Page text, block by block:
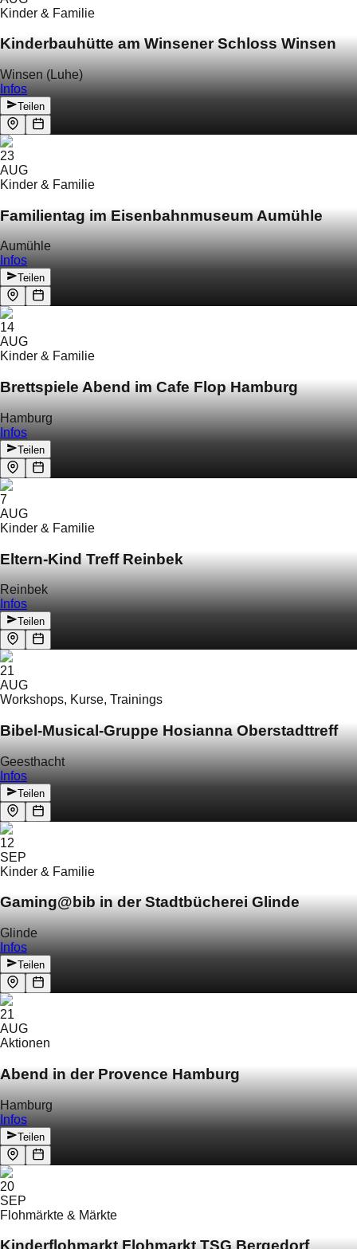
Kinder & Familie
Kinderbauhütte am Winsener Schloss Winsen
Winsen (Luhe)
Infos
Teilen
23
AUG
Kinder & Familie
Familientag im Eisenbahnmuseum Aumühle
Aumühle
Infos
Teilen
14
AUG
Kinder & Familie
Brettspiele Abend im Cafe Flop Hamburg
Hamburg
Infos
Teilen
7
AUG
Kinder & Familie
Eltern-Kind Treff Reinbek
Reinbek
Infos
Teilen
21
AUG
Workshops, Kurse, Trainings
Bibel-Musical-Gruppe Hosianna Oberstadttreff
Geesthacht
Infos
Teilen
12
SEP
Kinder & Familie
Gaming@bib in der Stadtbücherei Glinde
Glinde
Infos
Teilen
21
AUG
Aktionen
Abend in der Provence Hamburg
Hamburg
Infos
Teilen
20
SEP
Flohmärkte & Märkte